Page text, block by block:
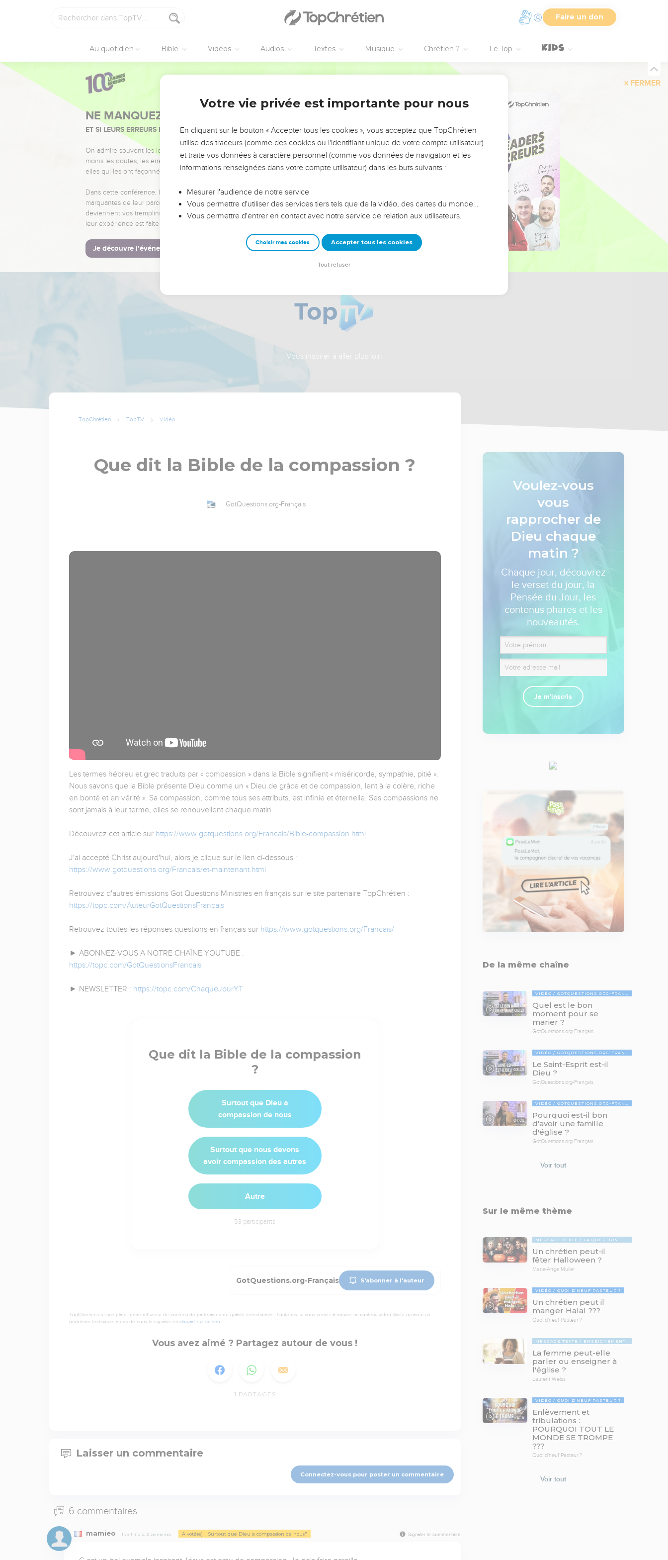
Faire un don
Au quotidien Bible Vidéos Audios Textes Musique Chrétien ? Le Top
FERMER
NE MANQUEZ PAS L’ÉVÉNEMENT DE L’ANNÉE !
ET SI LEURS ERREURS POUVAIENT VOUS ÉVITER LES VOTRES ?
On admire souvent les leaders pour leurs réussites, leur impact, leur foi ou leur vision. Mais on voit
moins les doutes, les erreurs et les saisons difficiles qu'ils ont traversés, alors même que ce sont
elles qui les ont façonnés.
Dans cette conférence, leaders, entrepreneurs, et responsables reviennent sur les erreurs
marquantes de leur parcours et les clés pour avancer avec plus de sagesse afin que leurs erreurs
deviennent vos tremplins. Que vous guidiez un ministère, une équipe, un groupe ou une famille,
leur expérience est faite pour vous.
Je découvre l’événement
Vous inspirer à aller plus loin
TopChrétien TopTV Vidéo
Que dit la Bible de la compassion ?
GotQuestions.org-Français
Les termes hébreu et grec traduits par « compassion » dans la Bible signifient « miséricorde, sympathie, pitié ».
Nous savons que la Bible présente Dieu comme un « Dieu de grâce et de compassion, lent à la colère, riche
en bonté et en vérité ». Sa compassion, comme tous ses attributs, est infinie et éternelle. Ses compassions ne
sont jamais à leur terme, elles se renouvellent chaque matin.
Découvrez cet article sur https://www.gotquestions.org/Francais/Bible-compassion.html
J'ai accepté Christ aujourd'hui, alors je clique sur le lien ci-dessous :
https://www.gotquestions.org/Francais/et-maintenant.html
Retrouvez d'autres émissions Got Questions Ministries en français sur le site partenaire TopChrétien :
https://topc.com/AuteurGotQuestionsFrancais
Retrouvez toutes les réponses questions en français sur https://www.gotquestions.org/Francais/
► ABONNEZ-VOUS A NOTRE CHAÎNE YOUTUBE :
https://topc.com/GotQuestionsFrancais
► NEWSLETTER : https://topc.com/ChaqueJourYT
Que dit la Bible de la compassion
?
Surtout que Dieu a
compassion de nous
Surtout que nous devons
avoir compassion des autres
Autre
53 participants
GotQuestions.org-Français S'abonner à l'auteur
TopChrétien est une plate-forme diffuseur de contenu de partenaires de qualité sélectionnés. Toutefois, si vous veniez à trouver un contenu vidéo illicite ou avec un
problème technique, merci de nous le signaler en cliquant sur ce lien.
Vous avez aimé ? Partagez autour de vous !
1 PARTAGES
Laisser un commentaire
Connectez-vous pour poster un commentaire
6 commentaires
mamieo Il y a 1 mois, 2 semaines A voté(e) " Surtout que Dieu a compassion de nous" Signaler le commentaire
Voulez-vous
vous
rapprocher de
Dieu chaque
matin ?
Chaque jour, découvrez
le verset du jour, la
Pensée du Jour, les
contenus phares et les
nouveautés.
Je m'inscris
De la même chaîne
05:21
VIDÉO GOTQUESTIONS.ORG-FRANÇAIS
Quel est le bon
moment pour se
marier ?
GotQuestions.org-Français
03:49
VIDÉO GOTQUESTIONS.ORG-FRANÇAIS
Le Saint-Esprit est-il
Dieu ?
GotQuestions.org-Français
04:08
VIDÉO GOTQUESTIONS.ORG-FRANÇAIS
Pourquoi est-il bon
d'avoir une famille
d'église ?
GotQuestions.org-Français
Voir tout
Sur le même thème
MESSAGE TEXTE LA QUESTION TABOUE
Un chrétien peut-il
fêter Halloween ?
Marie-Ange Muller
17:21
VIDÉO QUOI D'NEUF PASTEUR ?
Un chrétien peut il
manger Halal ???
Quoi d'neuf Pasteur ?
MESSAGE TEXTE ENSEIGNEMENTS BIBLIQUES
La femme peut-elle
parler ou enseigner à
l'église ?
Laurent Weiss
78:19
VIDÉO QUOI D'NEUF PASTEUR ?
Enlèvement et
tribulations :
POURQUOI TOUT LE
MONDE SE TROMPE
???
Quoi d'neuf Pasteur ?
Voir tout
Votre vie privée est importante pour nous
En cliquant sur le bouton « Accepter tous les cookies », vous acceptez que TopChrétien
utilise des traceurs (comme des cookies ou l'identifiant unique de votre compte utilisateur)
et traite vos données à caractère personnel (comme vos données de navigation et les
informations renseignées dans votre compte utilisateur) dans les buts suivants :
Mesurer l'audience de notre service
Vous permettre d'utiliser des services tiers tels que de la vidéo, des cartes du monde…
Vous permettre d'entrer en contact avec notre service de relation aux utilisateurs.
Choisir mes cookies Accepter tous les cookies
Tout refuser